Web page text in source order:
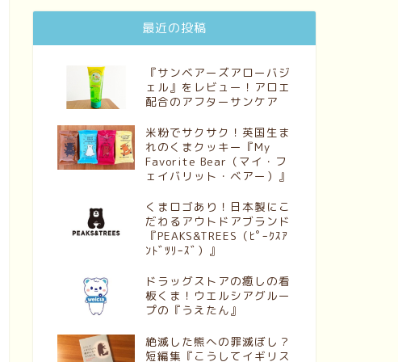
最近の投稿
『サンベアーズアローバジ
ェル』をレビュー！アロエ
配合のアフターサンケア
米粉でサクサク！英国生ま
れのくまクッキー『My
Favorite Bear（マイ・フ
ェイバリット・ベアー）』
くまロゴあり！日本製にこ
だわるアウトドアブランド
『PEAKS&TREES（ﾋﾟｰｸｽｱ
ﾝﾄﾞﾂﾘｰｽﾞ）』
ドラッグストアの癒しの看
板くま！ウエルシアグルー
プの『うえたん』
絶滅した熊への罪滅ぼし？
短編集『こうしてイギリス